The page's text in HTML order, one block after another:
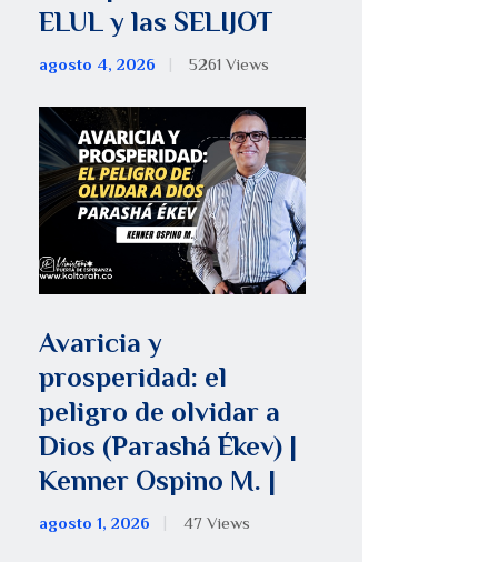
ELUL y las SELIJOT
agosto 4, 2026 5261 Views
Avaricia y
prosperidad: el
peligro de olvidar a
Dios (Parashá Ékev) |
Kenner Ospino M. |
agosto 1, 2026 47 Views